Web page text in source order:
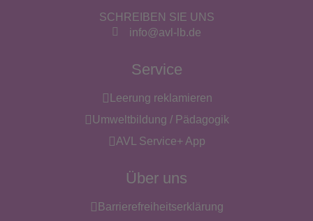
SCHREIBEN SIE UNS
info@avl-lb.de
Service
Leerung reklamieren
Umweltbildung / Pädagogik
AVL Service+ App
Über uns
Barrierefreiheitserklärung